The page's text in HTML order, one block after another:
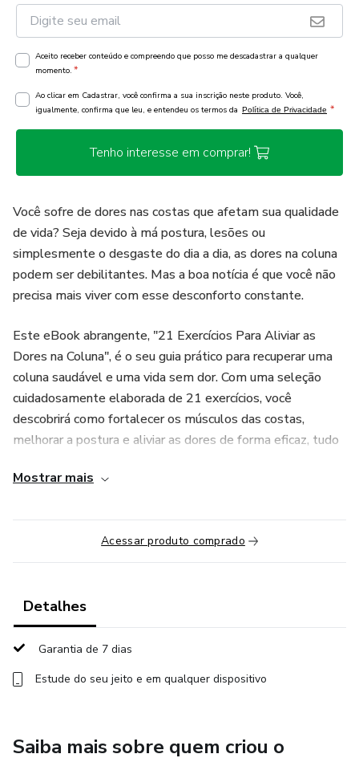
Aceito receber conteúdo e compreendo que posso me descadastrar a qualquer
momento. *
Ao clicar em Cadastrar, você confirma a sua inscrição neste produto. Você,
igualmente, confirma que leu, e entendeu os termos da Política de Privacidade *
Tenho interesse em comprar!
Você sofre de dores nas costas que afetam sua qualidade
de vida? Seja devido à má postura, lesões ou
simplesmente o desgaste do dia a dia, as dores na coluna
podem ser debilitantes. Mas a boa notícia é que você não
precisa mais viver com esse desconforto constante.
Este eBook abrangente, "21 Exercícios Para Aliviar as
Dores na Coluna", é o seu guia prático para recuperar uma
coluna saudável e uma vida sem dor. Com uma seleção
cuidadosamente elaborada de 21 exercícios, você
descobrirá como fortalecer os músculos das costas,
melhorar a postura e aliviar as dores de forma eficaz, tudo
21 Exercícios Eficazes: Cada exercício foi escolhido por sua
eficácia em aliviar a dor e melhorar a saúde da coluna, com
corretamente.
Benefícios Comprovados: Entenda como cada exercício
a flexibilidade e reduzir a tensão, proporcionando alívio para
Dicas de Prevenção: Aprenda a evitar lesões e manter uma
Mostrar mais
Acessar produto comprado
Detalhes
Garantia de 7 dias
Estude do seu jeito e em qualquer dispositivo
Saiba mais sobre quem criou o